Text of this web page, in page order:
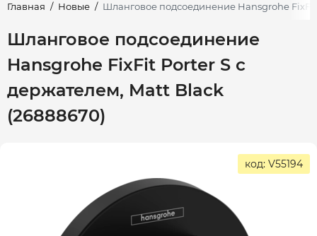
Главная Новые Шланговое подсоединение Hansgrohe
Шланговое подсоединение
Hansgrohe FixFit Porter S с
держателем, Matt Black
(26888670)
код: V55194